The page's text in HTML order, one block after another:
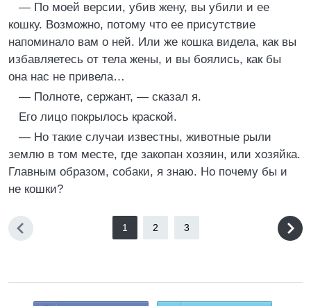
— По моей версии, убив жену, вы убили и ее
кошку. Возможно, потому что ее присутствие
напоминало вам о ней. Или же кошка видела, как вы
избавляетесь от тела жены, и вы боялись, как бы
она нас не привела…
— Полноте, сержант, — сказал я.
Его лицо покрылось краской.
— Но такие случаи известны, животные рыли
землю в том месте, где закопан хозяин, или хозяйка.
Главным образом, собаки, я знаю. Но почему бы и
не кошки?
1 2 3